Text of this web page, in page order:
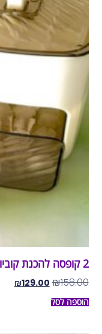
2 קופסה להכנת קוביות קרח ומיכל איחסון
₪158.00
₪129.00
הוספה לסל